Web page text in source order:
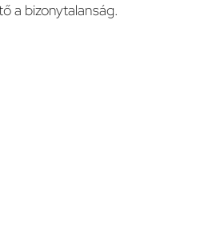
a bizonytalanság.